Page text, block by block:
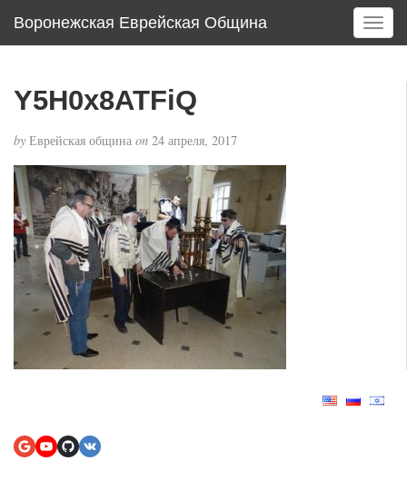
Воронежская Еврейская Община
T
o
Y5H0x8ATFiQ
by Еврейская община on 24 апреля, 2017